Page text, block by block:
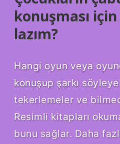
konuşması
lazım?
Hangi oyun veya
konuşup şarkı
tekerlemeler ve
Resimli kitapları
bunu sağlar. Daha